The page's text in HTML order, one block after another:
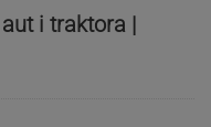
i traktora |